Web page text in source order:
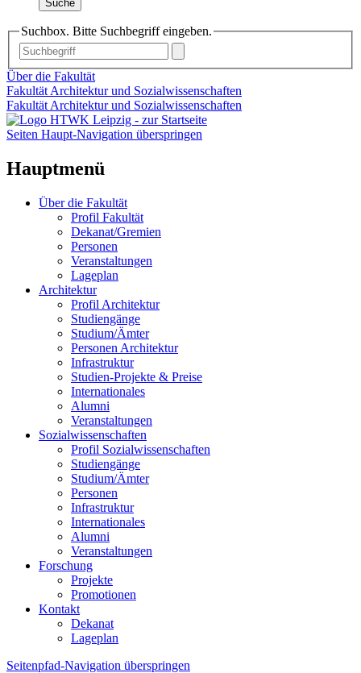
Suche
Suchbox. Bitte Suchbegriff eingeben.
Über die Fakultät
Fakultät Architektur und Sozialwissenschaften
Fakultät Architektur und Sozialwissenschaften
Seiten Haupt-Navigation überspringen
Hauptmenü
Über die Fakultät
Profil Fakultät
Dekanat/Gremien
Personen
Veranstaltungen
Lageplan
Architektur
Profil Architektur
Studiengänge
Studium/Ämter
Personen Architektur
Infrastruktur
Studien-Projekte & Preise
Internationales
Alumni
Veranstaltungen
Sozialwissenschaften
Profil Sozialwissenschaften
Studiengänge
Studium/Ämter
Personen
Infrastruktur
Internationales
Alumni
Veranstaltungen
Forschung
Projekte
Promotionen
Kontakt
Dekanat
Lageplan
Seitenpfad-Navigation überspringen